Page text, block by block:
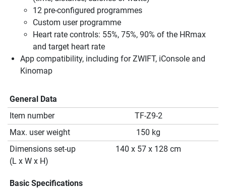
12 pre-configured programmes
Custom user programme
Heart rate controls: 55%, 75%, 90% of the HRmax
and target heart rate
App compatibility, including for ZWIFT, iConsole and
Kinomap
General Data
Item number
TF-Z9-2
Max. user weight
150 kg
Dimensions set-up
(L x W x H)
140 x 57 x 128 cm
Basic Specifications